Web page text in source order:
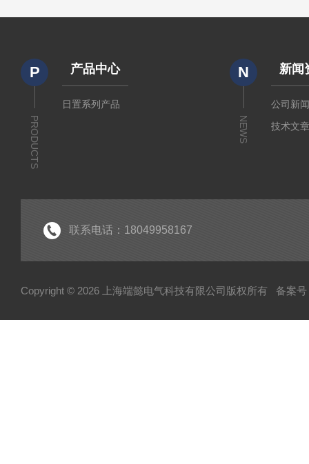
P
PRODUCTS
产品中心
日置系列产品
N
NEWS
新闻
公司新
技术文
联系电话：18049958167
Copyright © 2026 上海端懿电气科技有限公司版权所有 备案号